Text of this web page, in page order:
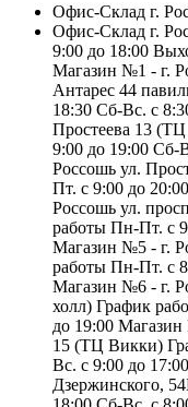
Офис-Склад г.
Офис-Склад г.
9:00 до 18:00
Магазин №1 - г.
Антарес 44
18:30 Сб-Вс. с
Простеева 13
9:00 до 19:00 Сб-
Россошь ул.
Пт. с 9:00 до
Россошь ул.
работы Пн-Пт. с
Магазин №5 - г.
работы Пн-Пт. с
Магазин №6 - г.
холл) График
до 19:00
15 (ТЦ Викки)
Вс. с 9:00 до
Дзержинского,